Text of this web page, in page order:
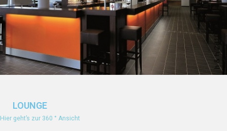
LOUNGE
Hier geht’s zur 360 ° Ansicht